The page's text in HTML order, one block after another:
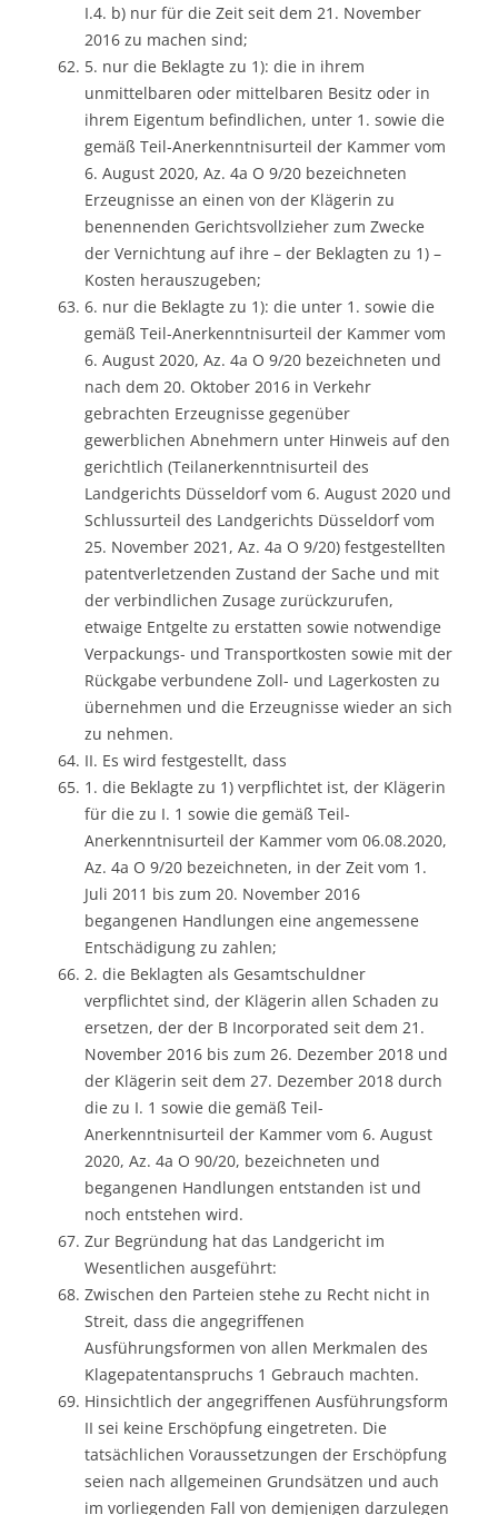
I.4. b) nur für die Zeit seit dem 21. November
2016 zu machen sind;
5. nur die Beklagte zu 1): die in ihrem
unmittelbaren oder mittelbaren Besitz oder in
ihrem Eigentum befindlichen, unter 1. sowie die
gemäß Teil-Anerkenntnisurteil der Kammer vom
6. August 2020, Az. 4a O 9/20 bezeichneten
Erzeugnisse an einen von der Klägerin zu
benennenden Gerichtsvollzieher zum Zwecke
der Vernichtung auf ihre – der Beklagten zu 1) –
Kosten herauszugeben;
6. nur die Beklagte zu 1): die unter 1. sowie die
gemäß Teil-Anerkenntnisurteil der Kammer vom
6. August 2020, Az. 4a O 9/20 bezeichneten und
nach dem 20. Oktober 2016 in Verkehr
gebrachten Erzeugnisse gegenüber
gewerblichen Abnehmern unter Hinweis auf den
gerichtlich (Teilanerkenntnisurteil des
Landgerichts Düsseldorf vom 6. August 2020 und
Schlussurteil des Landgerichts Düsseldorf vom
25. November 2021, Az. 4a O 9/20) festgestellten
patentverletzenden Zustand der Sache und mit
der verbindlichen Zusage zurückzurufen,
etwaige Entgelte zu erstatten sowie notwendige
Verpackungs- und Transportkosten sowie mit der
Rückgabe verbundene Zoll- und Lagerkosten zu
übernehmen und die Erzeugnisse wieder an sich
zu nehmen.
II. Es wird festgestellt, dass
1. die Beklagte zu 1) verpflichtet ist, der Klägerin
für die zu I. 1 sowie die gemäß Teil-
Anerkenntnisurteil der Kammer vom 06.08.2020,
Az. 4a O 9/20 bezeichneten, in der Zeit vom 1.
Juli 2011 bis zum 20. November 2016
begangenen Handlungen eine angemessene
Entschädigung zu zahlen;
2. die Beklagten als Gesamtschuldner
verpflichtet sind, der Klägerin allen Schaden zu
ersetzen, der der B Incorporated seit dem 21.
November 2016 bis zum 26. Dezember 2018 und
der Klägerin seit dem 27. Dezember 2018 durch
die zu I. 1 sowie die gemäß Teil-
Anerkenntnisurteil der Kammer vom 6. August
2020, Az. 4a O 90/20, bezeichneten und
begangenen Handlungen entstanden ist und
noch entstehen wird.
Zur Begründung hat das Landgericht im
Wesentlichen ausgeführt:
Zwischen den Parteien stehe zu Recht nicht in
Streit, dass die angegriffenen
Ausführungsformen von allen Merkmalen des
Klagepatentanspruchs 1 Gebrauch machten.
Hinsichtlich der angegriffenen Ausführungsform
II sei keine Erschöpfung eingetreten. Die
tatsächlichen Voraussetzungen der Erschöpfung
seien nach allgemeinen Grundsätzen und auch
im vorliegenden Fall von demjenigen darzulegen